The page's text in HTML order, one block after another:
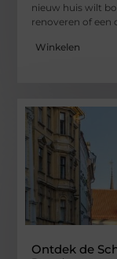
nieuw huis wilt
renoveren of
Winkelen
Ontdek de